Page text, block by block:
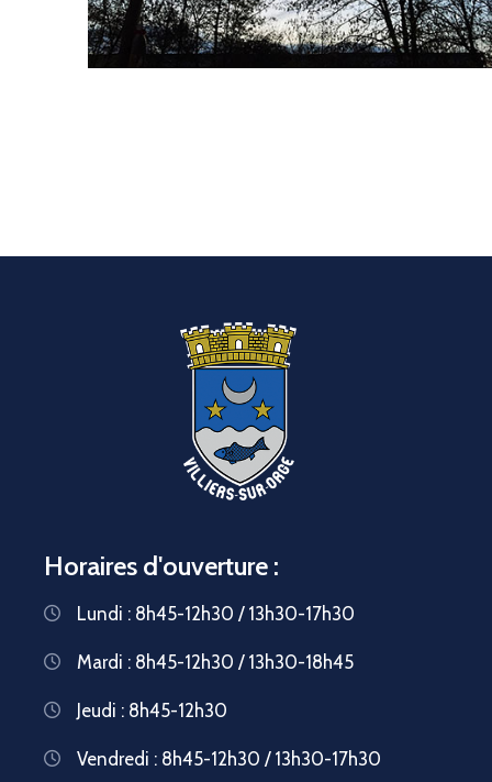
Horaires d'ouverture :
Lundi : 8h45-12h30 / 13h30-17h30
Mardi : 8h45-12h30 / 13h30-18h45
Jeudi : 8h45-12h30
Vendredi : 8h45-12h30 / 13h30-17h30